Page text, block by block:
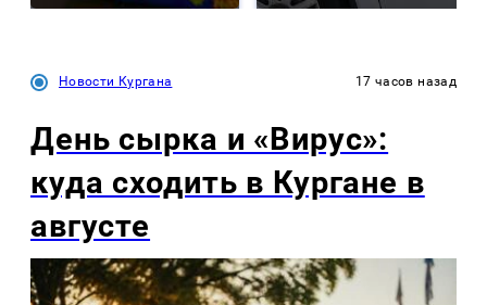
Новости Кургана 17 часов назад
День сырка и «Вирус»:
куда сходить в Кургане в
августе